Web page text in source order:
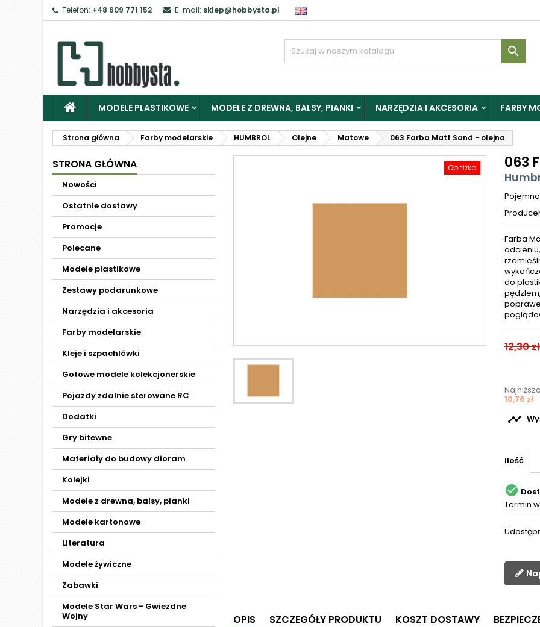
Telefon: +48 609 771 152 E-mail: sklep@hobbysta.pl

MODELE PLASTIKOWE MODELE Z DREWNA, BALSY, PIANKI NARZĘDZIA I AKCESORIA FARBY
Strona główna Farby modelarskie HUMBROL Olejne Matowe 063 Farba Matt Sand - olejna
STRONA GŁÓWNA
Nowości
Ostatnie dostawy
Promocje
Polecane
Modele plastikowe
Zestawy podarunkowe
Narzędzia i akcesoria
Farby modelarskie
Kleje i szpachlówki
Gotowe modele kolekcjonerskie
Pojazdy zdalnie sterowane RC
Dodatki
Gry bitewne
Materiały do budowy dioram
Kolejki
Modele z drewna, balsy, pianki
Modele kartonowe
Literatura
Modele żywiczne
Zabawki
Modele Star Wars - Gwiezdne
Wojny
Obniżka 063
Farba
do
12,30 zł
10,76 zł

Ilość

Termin
OPIS SZCZEGÓŁY PRODUKTU KOSZT DOSTAWY